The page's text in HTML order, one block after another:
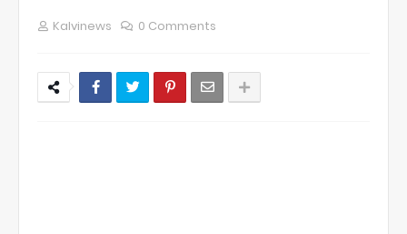
Kalvinews 0 Comments